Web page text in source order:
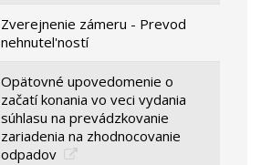
Zverejnenie zámeru - Prevod
nehnutel'ností
Opätovné upovedomenie o
začatí konania vo veci vydania
súhlasu na prevádzkovanie
zariadenia na zhodnocovanie
odpadov